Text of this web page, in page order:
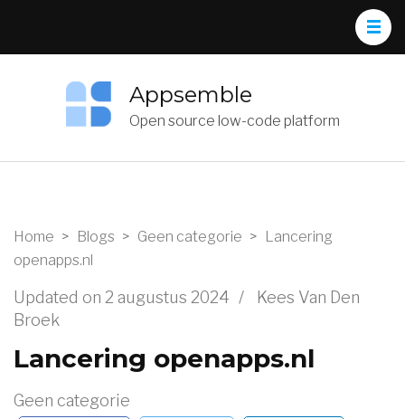
Appsemble
Open source low-code platform
Home > Blogs > Geen categorie > Lancering
openapps.nl
Updated on 2 augustus 2024 /
Kees Van Den
Broek
Lancering openapps.nl
Geen categorie